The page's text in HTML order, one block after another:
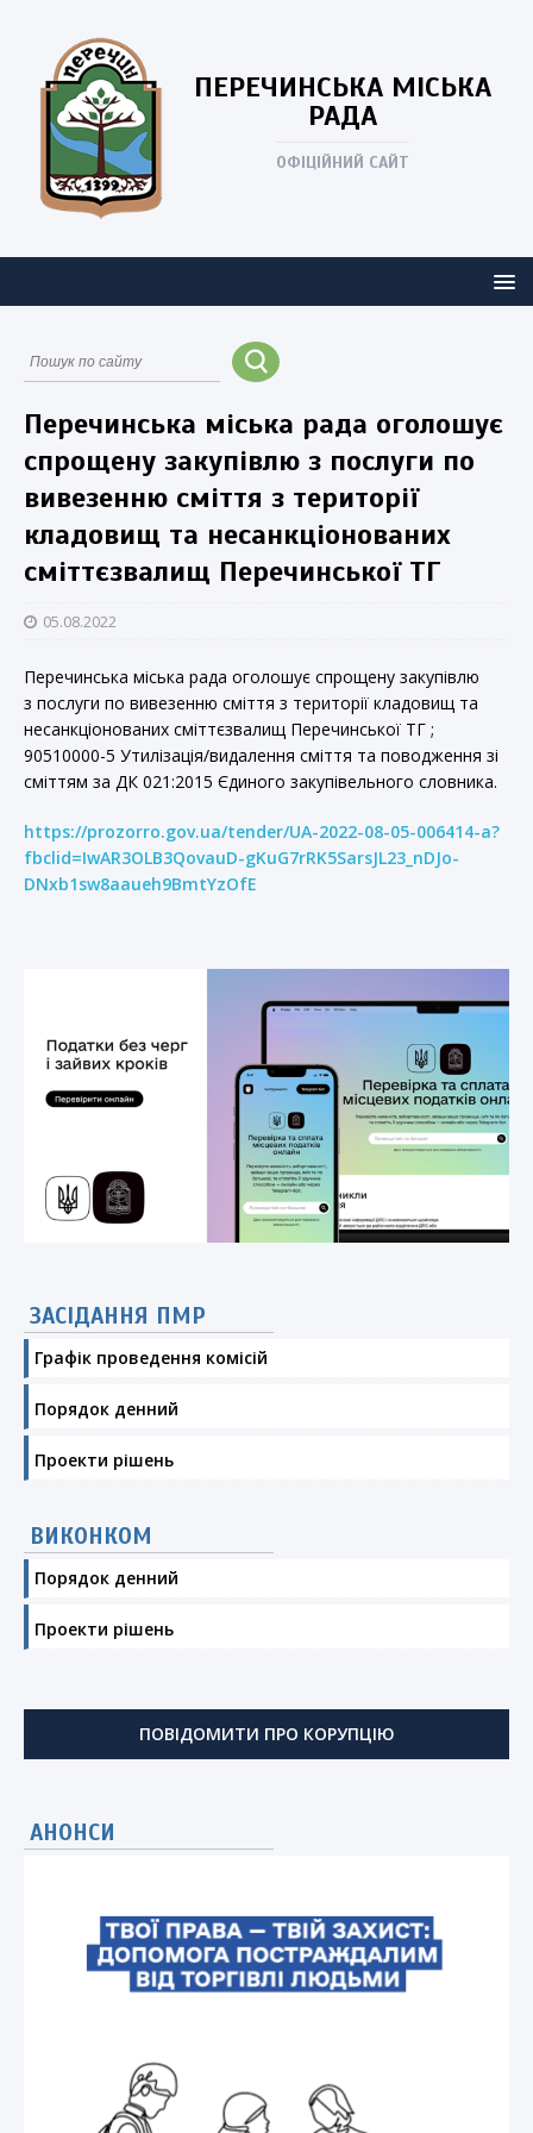
ПЕРЕЧИНСЬКА МІСЬКА
РАДА
ОФІЦІЙНИЙ САЙТ
Перечинська міська рада оголошує
спрощену закупівлю з послуги по
вивезенню сміття з території
кладовищ та несанкціонованих
сміттєзвалищ Перечинської ТГ
05.08.2022
Перечинська міська рада оголошує спрощену закупівлю
з послуги по вивезенню сміття з території кладовищ та
несанкціонованих сміттєзвалищ Перечинської ТГ ;
90510000-5 Утилізація/видалення сміття та поводження зі
сміттям за ДК 021:2015 Єдиного закупівельного словника.
https://prozorro.gov.ua/tender/UA-2022-08-05-006414-a?
fbclid=IwAR3OLB3QovauD-gKuG7rRK5SarsJL23_nDJo-
DNxb1sw8aaueh9BmtYzOfE
ЗАСІДАННЯ ПМР
Графік проведення комісій
Порядок денний
Проекти рішень
ВИКОНКОМ
Порядок денний
Проекти рішень
ПОВІДОМИТИ ПРО КОРУПЦІЮ
АНОНСИ